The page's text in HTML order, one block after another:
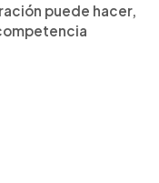
puede hacer,